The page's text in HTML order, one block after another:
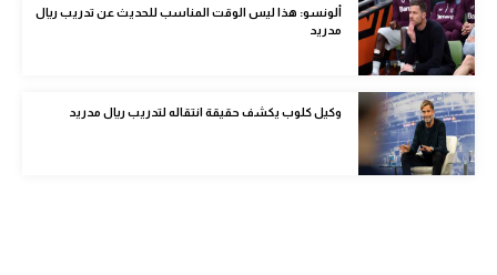
كرة طائرة
الوطن العربي
في المونديال
رياضة نسائية
ألونسو: هذا ليس الوقت المناسب للحديث عن تدريب ريال
مدريد
وكيل كلوب يكشف حقيقة انتقاله لتدريب ريال مدريد